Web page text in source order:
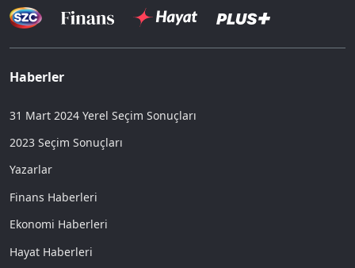
Haberler
31 Mart 2024 Yerel Seçim Sonuçları
2023 Seçim Sonuçları
Yazarlar
Finans Haberleri
Ekonomi Haberleri
Hayat Haberleri